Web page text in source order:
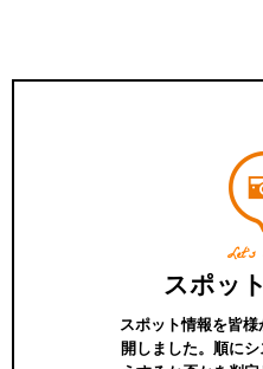
スポッ
スポット情報を皆
開しました。順に